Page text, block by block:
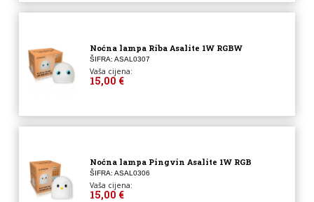
Noćna lampa Riba Asalite 1W RGBW
ŠIFRA: ASAL0307
Vaša cijena:
15,00 €
Noćna lampa Pingvin Asalite 1W RGB
ŠIFRA: ASAL0306
Vaša cijena:
15,00 €